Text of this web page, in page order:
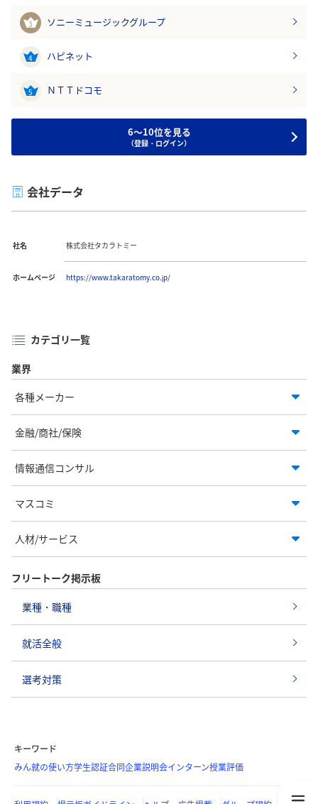
3 ソニーミュージックグループ
4 ハピネット
5 ＮＴＴドコモ
6～10位を見る
（登録・ログイン）
会社データ
社名 株式会社タカラトミー
ホームページ https://www.takaratomy.co.jp/
カテゴリ一覧
業界
各種メーカー
金融/商社/保険
情報通信コンサル
マスコミ
人材/サービス
フリートーク掲示板
業種・職種
就活全般
選考対策
キーワード
みん就の使い方学生認証合同企業説明会インターン授業評価